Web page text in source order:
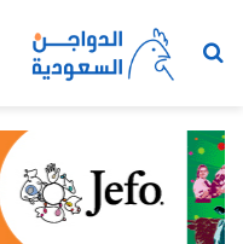
بحث عن